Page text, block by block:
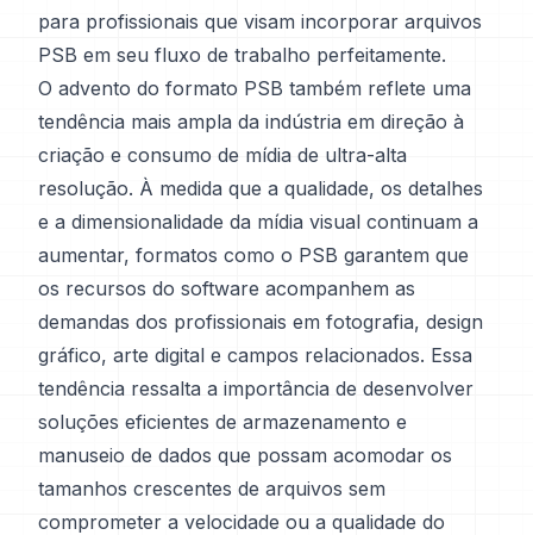
para profissionais que visam incorporar arquivos
PSB em seu fluxo de trabalho perfeitamente.
O advento do formato PSB também reflete uma
tendência mais ampla da indústria em direção à
criação e consumo de mídia de ultra-alta
resolução. À medida que a qualidade, os detalhes
e a dimensionalidade da mídia visual continuam a
aumentar, formatos como o PSB garantem que
os recursos do software acompanhem as
demandas dos profissionais em fotografia, design
gráfico, arte digital e campos relacionados. Essa
tendência ressalta a importância de desenvolver
soluções eficientes de armazenamento e
manuseio de dados que possam acomodar os
tamanhos crescentes de arquivos sem
comprometer a velocidade ou a qualidade do